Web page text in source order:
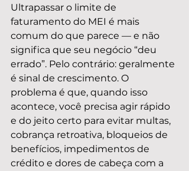
Ultrapassar o limite de
faturamento do MEI é mais
comum do que parece — e não
significa que seu negócio “deu
errado”. Pelo contrário: geralmente
é sinal de crescimento. O
problema é que, quando isso
acontece, você precisa agir rápido
e do jeito certo para evitar multas,
cobrança retroativa, bloqueios de
benefícios, impedimentos de
crédito e dores de cabeça com a